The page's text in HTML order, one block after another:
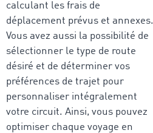
calculant les frais de
déplacement prévus et annexes.
Vous avez aussi la possibilité de
sélectionner le type de route
désiré et de déterminer vos
préférences de trajet pour
personnaliser intégralement
votre circuit. Ainsi, vous pouvez
optimiser chaque voyage en